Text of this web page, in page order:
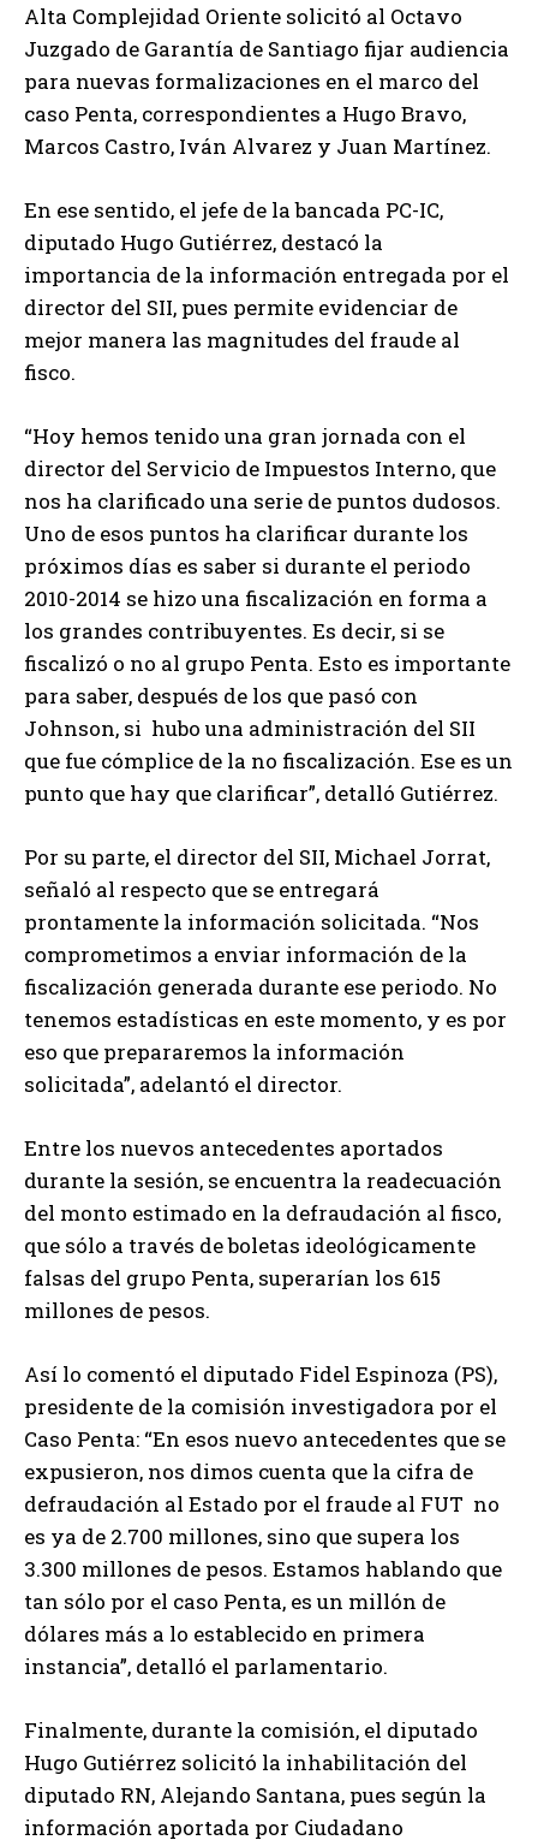
Alta Complejidad Oriente solicitó al Octavo
Juzgado de Garantía de Santiago fijar audiencia
para nuevas formalizaciones en el marco del
caso Penta, correspondientes a Hugo Bravo,
Marcos Castro, Iván Alvarez y Juan Martínez.
En ese sentido, el jefe de la bancada PC-IC,
diputado Hugo Gutiérrez, destacó la
importancia de la información entregada por el
director del SII, pues permite evidenciar de
mejor manera las magnitudes del fraude al
fisco.
“Hoy hemos tenido una gran jornada con el
director del Servicio de Impuestos Interno, que
nos ha clarificado una serie de puntos dudosos.
Uno de esos puntos ha clarificar durante los
próximos días es saber si durante el periodo
2010-2014 se hizo una fiscalización en forma a
los grandes contribuyentes. Es decir, si se
fiscalizó o no al grupo Penta. Esto es importante
para saber, después de los que pasó con
Johnson, si hubo una administración del SII
que fue cómplice de la no fiscalización. Ese es un
punto que hay que clarificar”, detalló Gutiérrez.
Por su parte, el director del SII, Michael Jorrat,
señaló al respecto que se entregará
prontamente la información solicitada. “Nos
comprometimos a enviar información de la
fiscalización generada durante ese periodo. No
tenemos estadísticas en este momento, y es por
eso que prepararemos la información
solicitada”, adelantó el director.
Entre los nuevos antecedentes aportados
durante la sesión, se encuentra la readecuación
del monto estimado en la defraudación al fisco,
que sólo a través de boletas ideológicamente
falsas del grupo Penta, superarían los 615
millones de pesos.
Así lo comentó el diputado Fidel Espinoza (PS),
presidente de la comisión investigadora por el
Caso Penta: “En esos nuevo antecedentes que se
expusieron, nos dimos cuenta que la cifra de
defraudación al Estado por el fraude al FUT no
es ya de 2.700 millones, sino que supera los
3.300 millones de pesos. Estamos hablando que
tan sólo por el caso Penta, es un millón de
dólares más a lo establecido en primera
instancia”, detalló el parlamentario.
Finalmente, durante la comisión, el diputado
Hugo Gutiérrez solicitó la inhabilitación del
diputado RN, Alejando Santana, pues según la
información aportada por Ciudadano